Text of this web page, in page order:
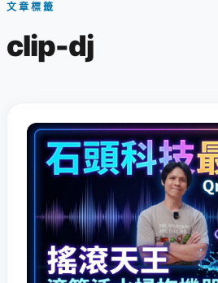
文章標籤
clip-dj